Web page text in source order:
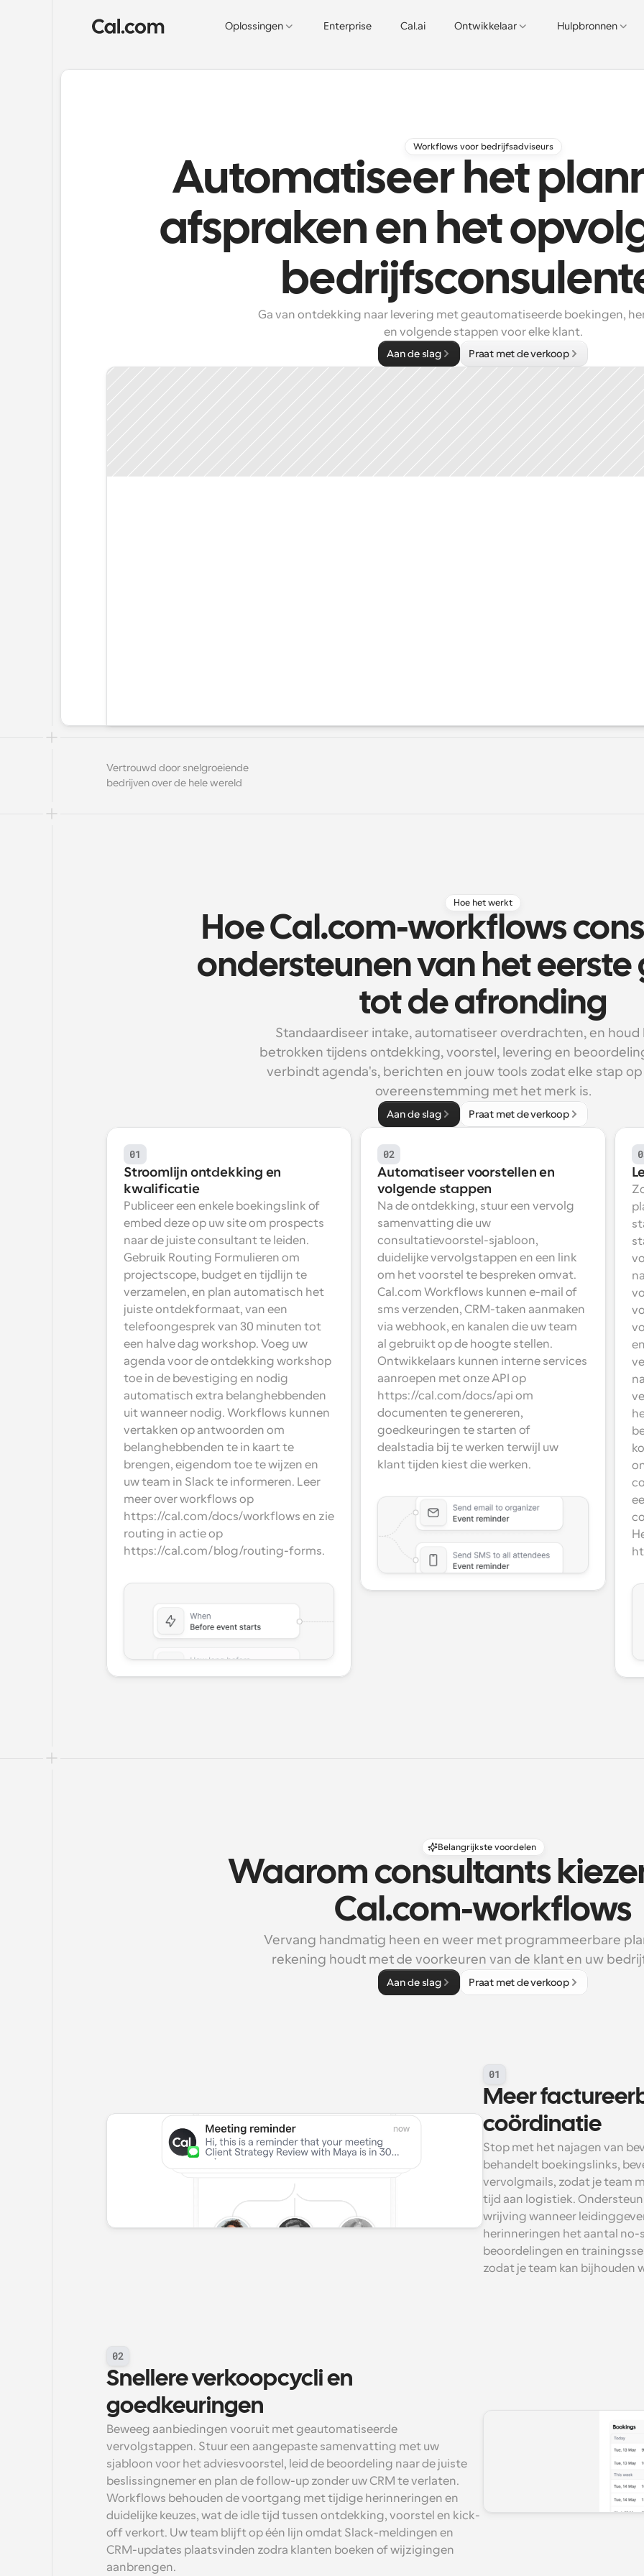
Oplossingen Enterprise Cal.ai Ontwikkelaar Hulpbronnen
Workflows voor bedrijfsadviseurs
Automatiseer het
afspraken en het
Ga van ontdekking naar levering met geautomatiseerde boekingen,
en volgende stappen voor elke klant.
Aan de slag Praat met de verkoop
Vertrouwd door snelgroeiende
bedrijven over de hele wereld
Hoe het werkt
Hoe Cal.com-workflows
ondersteunen van het eerste
tot de afronding
Standaardiseer intake, automatiseer overdrachten, en houd
betrokken tijdens ontdekking, voorstel, levering en
verbindt agenda's, berichten en jouw tools zodat elke stap
overeenstemming met het merk is.
Aan de slag Praat met de verkoop
01
Stroomlijn ontdekking en
kwalificatie
Publiceer een enkele boekingslink of
embed deze op uw site om prospects
naar de juiste consultant te leiden.
Gebruik Routing Formulieren om
projectscope, budget en tijdlijn te
verzamelen, en plan automatisch het
juiste ontdekformaat, van een
telefoongesprek van 30 minuten tot
een halve dag workshop. Voeg uw
agenda voor de ontdekking workshop
toe in de bevestiging en nodig
automatisch extra belanghebbenden
uit wanneer nodig. Workflows kunnen
vertakken op antwoorden om
belanghebbenden te in kaart te
brengen, eigendom toe te wijzen en
uw team in Slack te informeren. Leer
meer over workflows op
https://cal.com/docs/workflows en zie
routing in actie op
https://cal.com/blog/routing-forms.
02
Automatiseer voorstellen en
volgende stappen
Na de ontdekking, stuur een vervolg
samenvatting die uw
consultatievoorstel-sjabloon,
duidelijke vervolgstappen en een link
om het voorstel te bespreken omvat.
Cal.com Workflows kunnen e-mail of
sms verzenden, CRM-taken aanmaken
via webhook, en kanalen die uw team
al gebruikt op de hoogte stellen.
Ontwikkelaars kunnen interne services
aanroepen met onze API op
https://cal.com/docs/api om
documenten te genereren,
goedkeuringen te starten of
dealstadia bij te werken terwijl uw
klant tijden kiest die werken.
Belangrijkste voordelen
Waarom consultants
Cal.com-workflows
Vervang handmatig heen en weer met programmeerbare
rekening houdt met de voorkeuren van de klant en uw
Aan de slag Praat met de verkoop
01
Meer
coördinatie
Stop met het najagen van
behandelt boekingslinks,
vervolgmails, zodat je team
tijd aan logistiek.
wrijving wanneer
herinneringen het aantal
beoordelingen en
zodat je team kan bijhouden
02
Snellere verkoopcycli en
goedkeuringen
Beweeg aanbiedingen vooruit met geautomatiseerde
vervolgstappen. Stuur een aangepaste samenvatting met uw
sjabloon voor het adviesvoorstel, leid de beoordeling naar de juiste
beslissingnemer en plan de follow-up zonder uw CRM te verlaten.
Workflows behouden de voortgang met tijdige herinneringen en
duidelijke keuzes, wat de idle tijd tussen ontdekking, voorstel en kick-
off verkort. Uw team blijft op één lijn omdat Slack-meldingen en
CRM-updates plaatsvinden zodra klanten boeken of wijzigingen
aanbrengen.